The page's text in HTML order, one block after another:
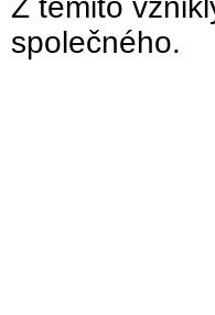
Z těmito
společného.